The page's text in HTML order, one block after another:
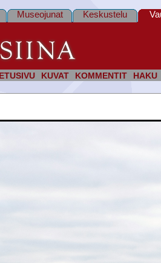
ETUSIVU KUVAT KOMMENTIT HAKU
Museojunat Keskustelu